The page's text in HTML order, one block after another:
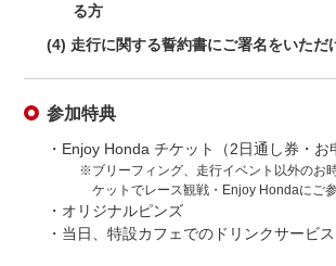
る方
(4) 走行に関する誓約書にご署名をいただ
参加特典
・Enjoy Honda チケット（2日通し券・お
※ブリーフィング、走行イベント以外のお
ケットでレース観戦・Enjoy Hondaにご
・オリジナルピンズ
・当日、特設カフェでのドリンクサービス